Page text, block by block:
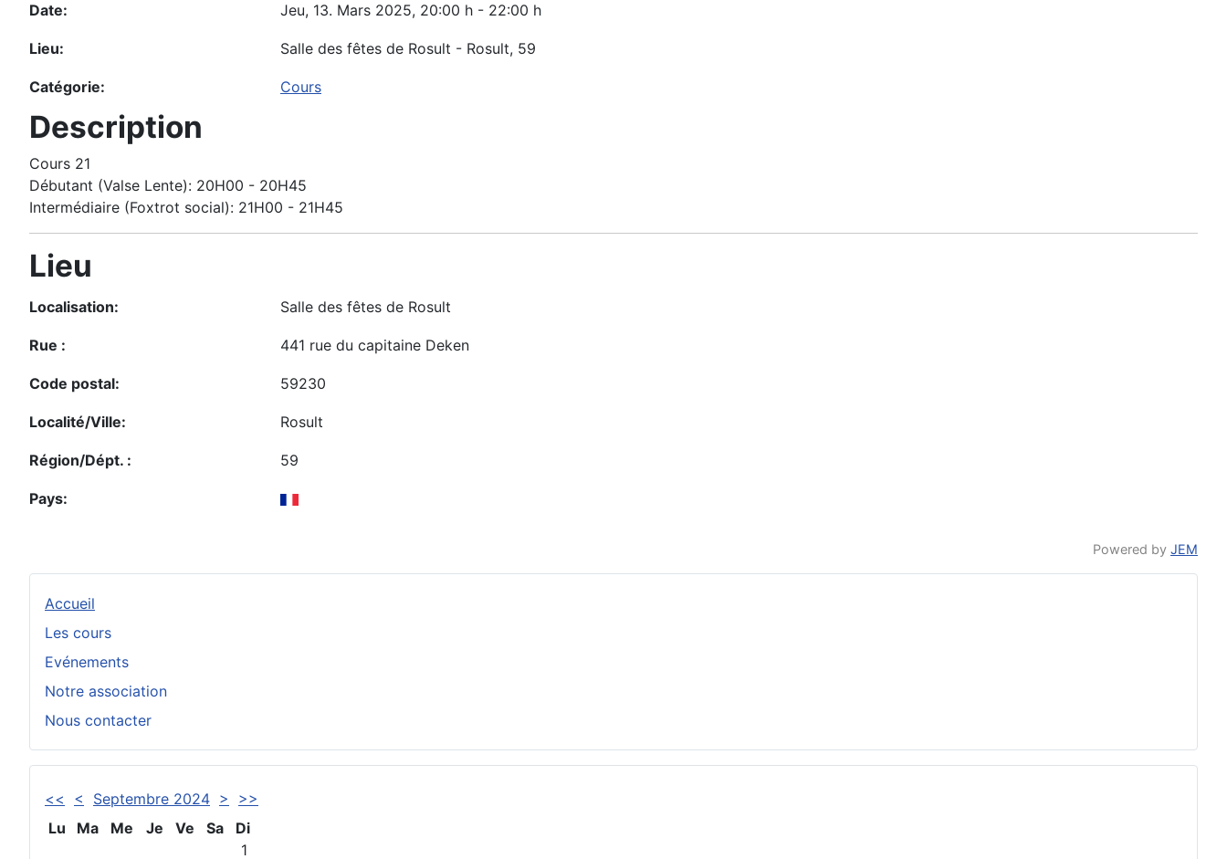
Accueil
Les cours
Evénements
Notre association
Nous contacter
<< < Septembre 2024 >
>>
Lu
Ma Me Je Ve Sa
Di
1
Date: Jeu, 13. Mars 2025, 20:00 h - 22:00 h
Lieu: Salle des fêtes de Rosult - Rosult, 59
Catégorie: Cours
Description
Cours 21
Débutant (Valse Lente): 20H00 - 20H45
Intermédiaire (Foxtrot social): 21H00 - 21H45
Lieu
Localisation: Salle des fêtes de Rosult
Rue : 441 rue du capitaine Deken
Code postal: 59230
Localité/Ville: Rosult
Région/Dépt. : 59
Pays:
Powered by JEM